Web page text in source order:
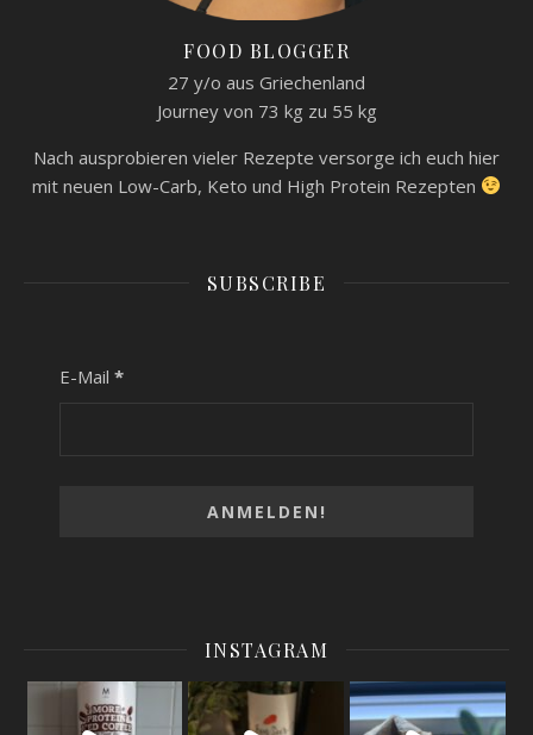
FOOD BLOGGER
27 y/o aus Griechenland
Journey von 73 kg zu 55 kg
Nach ausprobieren vieler Rezepte versorge ich euch hier
mit neuen Low-Carb, Keto und High Protein Rezepten
SUBSCRIBE
E-Mail *
INSTAGRAM
High Protein Frappuccino Low calorie pumpkin mit feta cheese in the oven Sugar free / high protein / low calorie lemon l